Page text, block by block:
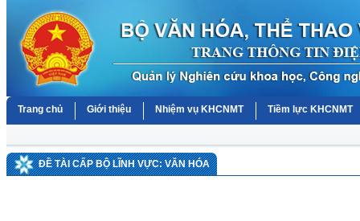
Trang chủ Giới thiệu Nhiệm vụ KHCNMT Tiềm lực KHCNMT
ĐỀ TÀI CẤP BỘ LĨNH VỰC: VĂN HÓA